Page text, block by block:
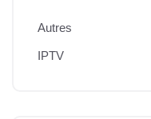
Autres
IPTV